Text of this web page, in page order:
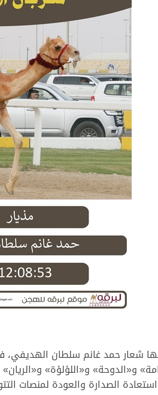
و«الدوحة» و«اللؤلؤة»
الصدارة والعودة لمنصات